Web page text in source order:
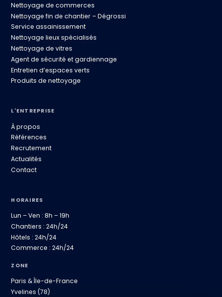
Nettoyage de commerces
Nettoyage fin de chantier – Dégrossi
Service assainissement
Nettoyage lieux spécialisés
Nettoyage de vitres
Agent de sécurité et gardiennage
Entretien d’espaces verts
Produits de nettoyage
L'ENTREPRISE
À propos
Références
Recrutement
Actualités
Contact
HORAIRES
Lun – Ven : 8h – 19h
Chantiers : 24h/24
Hôtels : 24h/24
Commerce : 24h/24
ZONE
Paris & Île-de-France
Yvelines (78)